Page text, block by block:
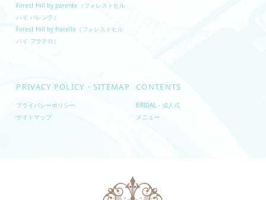
Forest Hill by parente（フォレストヒル
バイ パレンテ）
Forest Hill by fratello（フォレストヒル
バイ フラテロ）
PRIVACY POLICY・SITEMAP
プライバシーポリシー
サイトマップ
CONTENTS
BRIDAL・成人式
メニュー